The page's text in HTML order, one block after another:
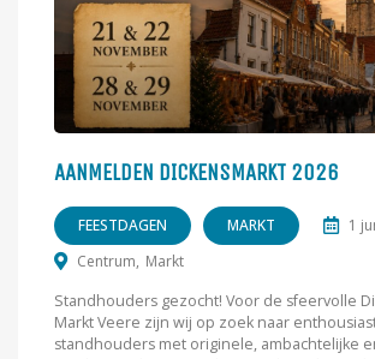
AANMELDEN DICKENSMARKT 2026
FEESTDAGEN MARKT
1
Centrum Markt
Standhouders gezocht! Voor de sfeervolle
Markt Veere zijn wij op zoek naar
standhouders met originele, ambachtelijke